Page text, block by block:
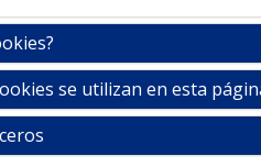
se utilizan en esta
cutáneas
y prácticas a evitar.
27 de mayo